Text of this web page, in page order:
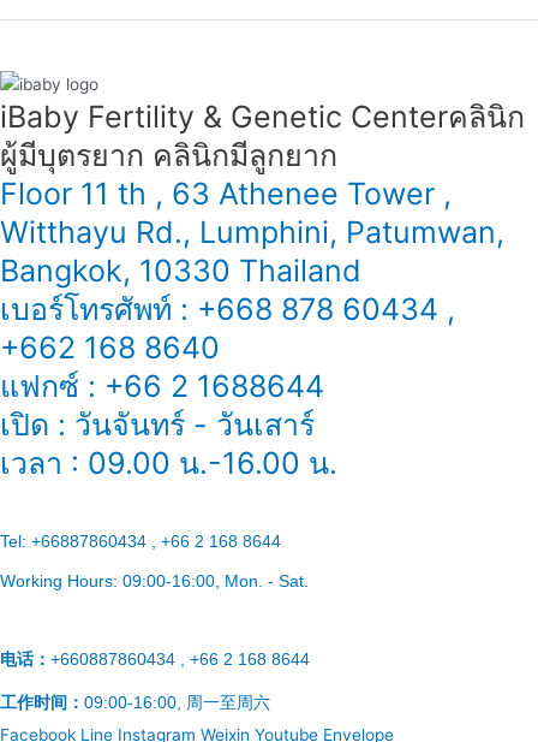
การ
เด็ก
แก้ว
iBaby Fertility & Genetic Center​ คลินิก
ผู้มีบุตรยาก คลินิกมีลูกยาก
Floor 11 th , 63 Athenee Tower ,
Witthayu Rd., Lumphini, Patumwan,
Bangkok, 10330 Thailand
เบอร์โทรศัพท์ : +668 878 60434 ,
+662 168 8640
แฟกซ์ : +66 2 1688644
เปิด : วันจันทร์ - วันเสาร์
เวลา : 09.00 น.-16.00 น.
Tel: +66887860434 , +66 2 168 8644
Working Hours: 09:00-16:00 , Mon. - Sat.
电话： +660887860434 , +66 2 168 8644
工作时间： 09:00-16:00, 周一至周六
Facebook Line Instagram Weixin Youtube Envelope